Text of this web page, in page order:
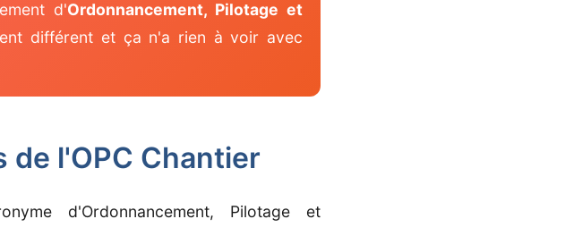
d'Ordonnancement, Pilotage et
différent et ça n'a rien à voir avec
l'OPC Chantier
d'Ordonnancement, Pilotage et